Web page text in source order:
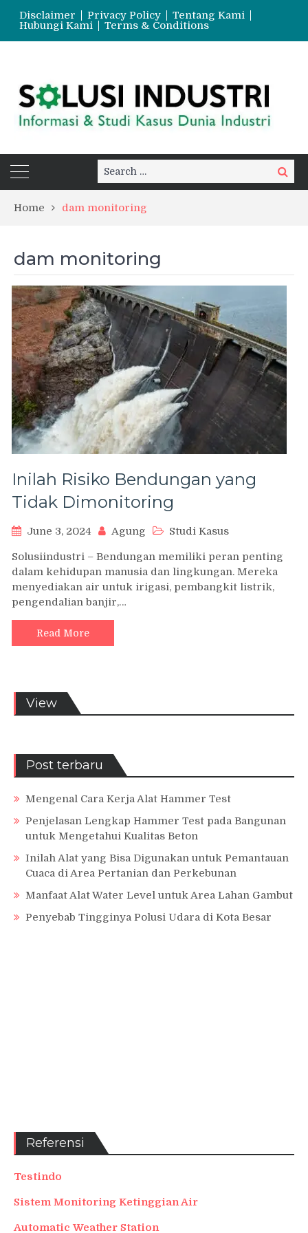
Disclaimer Privacy Policy
Tentang Kami
Hubungi Kami
Terms & Conditions
Search
for:
Search
Home dam monitoring
dam monitoring
Inilah Risiko Bendungan yang
Tidak Dimonitoring
June 3, 2024 Agung Studi Kasus
Solusiindustri – Bendungan memiliki peran penting
dalam kehidupan manusia dan lingkungan. Mereka
menyediakan air untuk irigasi, pembangkit listrik,
pengendalian banjir,…
Read More
View
Post terbaru
Mengenal Cara Kerja Alat Hammer Test
Penjelasan Lengkap Hammer Test pada Bangunan
untuk Mengetahui Kualitas Beton
Inilah Alat yang Bisa Digunakan untuk Pemantauan
Cuaca di Area Pertanian dan Perkebunan
Manfaat Alat Water Level untuk Area Lahan Gambut
Penyebab Tingginya Polusi Udara di Kota Besar
Referensi
Testindo
Sistem Monitoring Ketinggian Air
Automatic Weather Station